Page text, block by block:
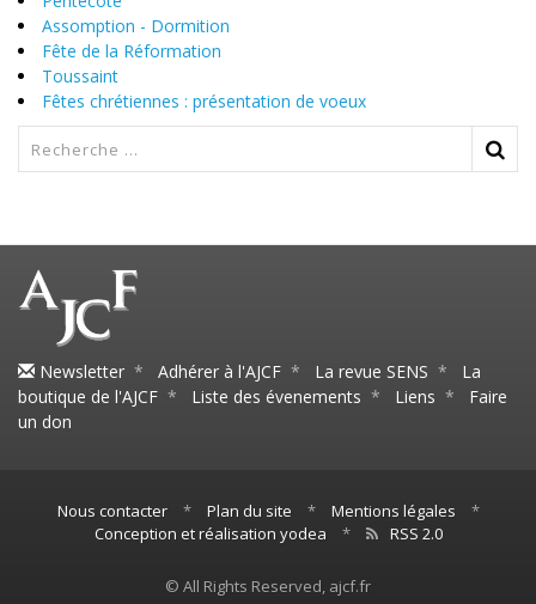
Assomption - Dormition
Fête de la Réformation
Toussaint
Fêtes chrétiennes : présentation de voeux
Newsletter * Adhérer à l'AJCF * La revue SENS * La
boutique de l'AJCF * Liste des évenements * Liens * Faire
un don
Nous contacter * Plan du site * Mentions légales
*
Conception et réalisation yodea
* RSS 2.0
© All Rights Reserved, ajcf.fr